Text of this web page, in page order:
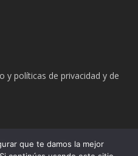
y políticas de privacidad y de
Hogar. Todos los
que te damos la mejor